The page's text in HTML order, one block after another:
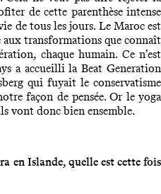
de cette parenthèse intense
de tous les jours. Le Maroc est
transformations que connaît
chaque humain. Ce n’est
a accueilli la Beat Generation
qui fuyait le conservatisme
façon de pensée. Or le yoga
vont donc bien ensemble.
en Islande, quelle est cette fois